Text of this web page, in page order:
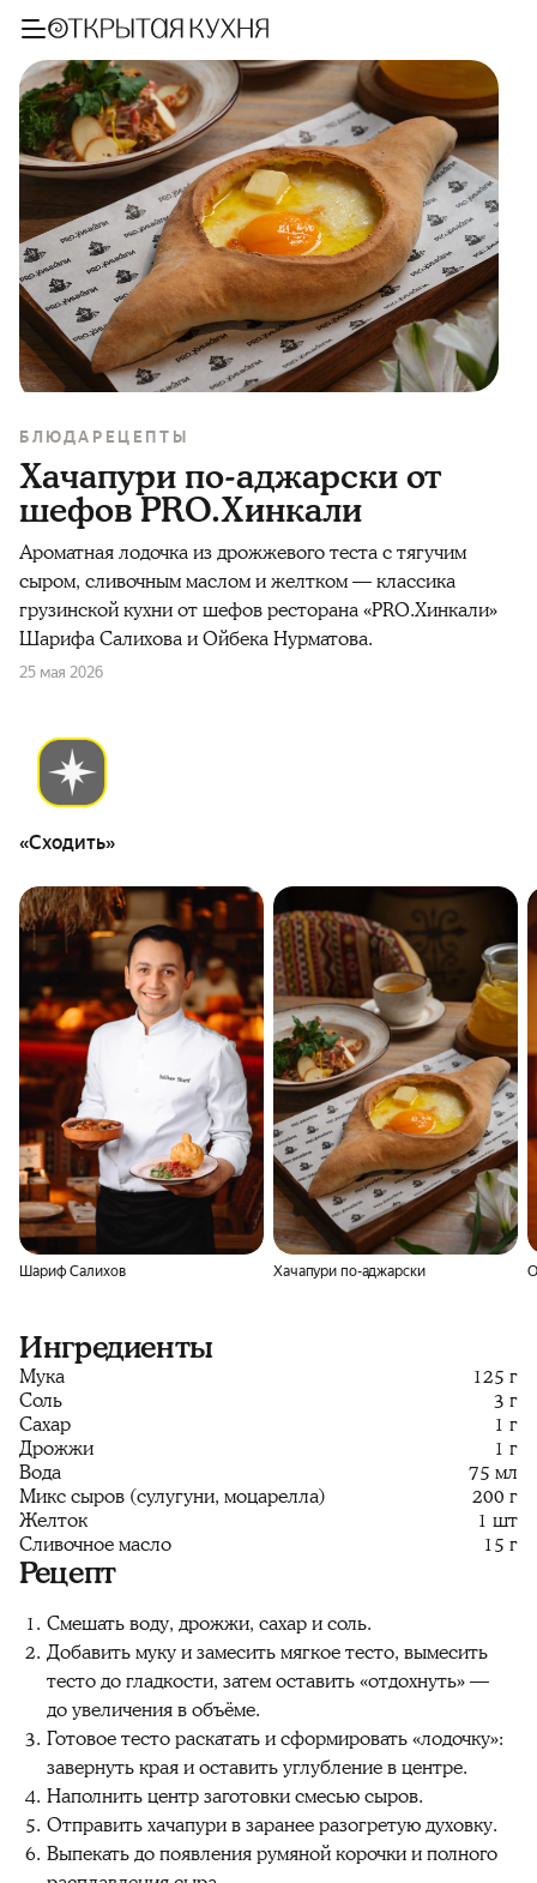
БЛЮДА РЕЦЕПТЫ
Хачапури по-аджарски от
шефов PRO.Хинкали
Ароматная лодочка из дрожжевого теста с тягучим
сыром, сливочным маслом и желтком — классика
грузинской кухни от шефов ресторана «PRO.Хинкали»
Шарифа Салихова и Ойбека Нурматова.
25 мая 2026
«Сходить»
Шариф Салихов Хачапури по-аджарски
Ингредиенты
Мука
125 г
Соль
3 г
Сахар
1 г
Дрожжи
1 г
Вода
75 мл
Микс сыров (сулугуни, моцарелла)
200 г
Желток
1 шт
Сливочное масло
15 г
Рецепт
Смешать воду, дрожжи, сахар и соль.
Добавить муку и замесить мягкое тесто, вымесить
тесто до гладкости, затем оставить «отдохнуть» —
до увеличения в объёме.
Готовое тесто раскатать и сформировать «лодочку»:
завернуть края и оставить углубление в центре.
Наполнить центр заготовки смесью сыров.
Отправить хачапури в заранее разогретую духовку.
Выпекать до появления румяной корочки и полного